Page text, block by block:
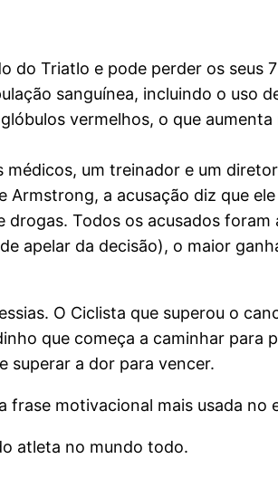
Triatlo e pode perder os seus
sanguínea, incluindo o uso
vermelhos, o que
um treinador e um
a acusação diz que
Todos os acusados
apelar da decisão), o maior
O Ciclista que superou o
que começa a caminhar para
superar a dor para vencer.
frase motivacional mais usada no
atleta no mundo todo.